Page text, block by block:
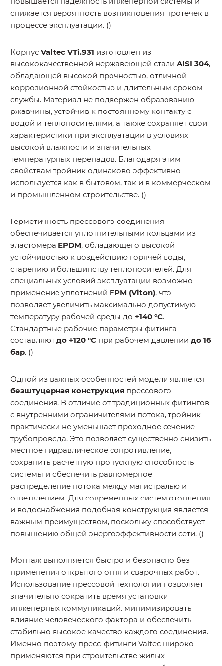
снижается вероятность возникновения протечек в
процессе эксплуатации. ()
Корпус Valtec VTi.931 изготовлен из
высококачественной нержавеющей стали AISI 304,
обладающей высокой прочностью, отличной
коррозионной стойкостью и длительным сроком
службы. Материал не подвержен образованию
ржавчины, устойчив к постоянному контакту с
водой и теплоносителями, а также сохраняет свои
характеристики при эксплуатации в условиях
высокой влажности и значительных
температурных перепадов. Благодаря этим
свойствам тройник одинаково эффективно
используется как в бытовом, так и в коммерческом
и промышленном строительстве. ()
Герметичность прессового соединения
обеспечивается уплотнительными кольцами из
эластомера EPDM, обладающего высокой
устойчивостью к воздействию горячей воды,
старению и большинству теплоносителей. Для
специальных условий эксплуатации возможно
применение уплотнений FPM (Viton), что
позволяет увеличить максимально допустимую
температуру рабочей среды до +140 °C.
Стандартные рабочие параметры фитинга
составляют до +120 °C при рабочем давлении до 16
бар. ()
Одной из важных особенностей модели является
безштуцерная конструкция прессового
соединения. В отличие от традиционных фитингов
с внутренними ограничителями потока, тройник
практически не уменьшает проходное сечение
трубопровода. Это позволяет существенно снизить
местное гидравлическое сопротивление,
сохранить расчетную пропускную способность
системы и обеспечить равномерное
распределение потока между магистралью и
ответвлением. Для современных систем отопления
и водоснабжения подобная конструкция является
важным преимуществом, поскольку способствует
повышению общей энергоэффективности сети. ()
Монтаж выполняется быстро и безопасно без
применения открытого огня и сварочных работ.
Использование прессовой технологии позволяет
значительно сократить время установки
инженерных коммуникаций, минимизировать
влияние человеческого фактора и обеспечить
стабильно высокое качество каждого соединения.
Именно поэтому пресс-фитинги Valtec широко
применяются при строительстве жилых